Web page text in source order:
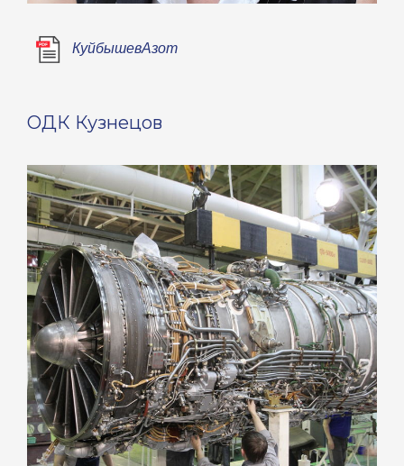
КуйбышевАзот
ОДК Кузнецов